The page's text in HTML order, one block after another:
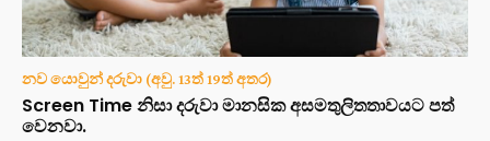
නව යොවුන් දරුවා (අවු. 13ත් 19ත් අතර)
Screen Time නිසා දරුවා මානසික අසමතුලිතතාවයට පත්
වෙනවා.